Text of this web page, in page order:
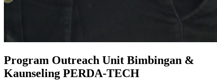
Program Outreach Unit Bimbingan &
Kaunseling PERDA-TECH